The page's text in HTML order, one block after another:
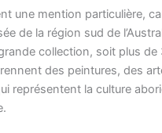
une mention particulière,
de la région sud de
collection, soit plus de
des peintures, des
représentent la culture